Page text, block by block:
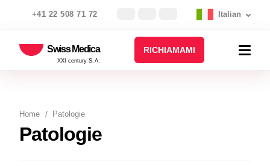
+41 22 508 71 72 Italian
Swiss Medica
XXI century S.A.
RICHIAMAMI
Home Patologie
Patologie